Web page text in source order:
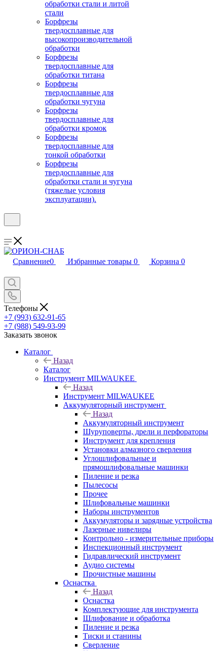
обработки стали и литой
стали
Борфрезы
твердосплавные для
высокопроизводительной
обработки
Борфрезы
твердосплавные для
обработки титана
Борфрезы
твердосплавные для
обработки чугуна
Борфрезы
твердосплавные для
обработки кромок
Борфрезы
твердосплавные для
тонкой обработки
Борфрезы
твердосплавные для
обработки стали и чугуна
(тяжелые условия
эксплуатации).
Сравнение0 Избранные товары 0 Корзина 0
Телефоны
+7 (993) 632-91-65
+7 (988) 549-93-99
Заказать звонок
Каталог
Назад
Каталог
Инструмент MILWAUKEE
Назад
Инструмент MILWAUKEE
Аккумуляторный инструмент
Назад
Аккумуляторный инструмент
Шуруповерты, дрели и перфораторы
Инструмент для крепления
Установки алмазного сверления
Углошлифовальные и
прямошлифовальные машинки
Пиление и резка
Пылесосы
Прочее
Шлифовальные машинки
Наборы инструментов
Аккумуляторы и зарядные устройства
Лазерные нивелиры
Контрольно - измерительные приборы
Инспекционный инструмент
Гидравлический инструмент
Аудио системы
Прочистные машины
Оснастка
Назад
Оснастка
Комплектующие для инструмента
Шлифование и обработка
Пиление и резка
Тиски и станины
Сверление